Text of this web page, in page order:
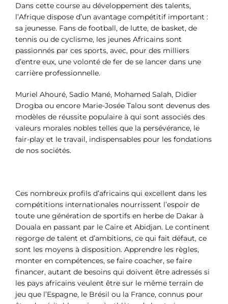
Dans cette course au développement des talents,
l’Afrique dispose d’un avantage compétitif important :
sa jeunesse. Fans de football, de lutte, de basket, de
tennis ou de cyclisme, les jeunes Africains sont
passionnés par ces sports, avec, pour des milliers
d’entre eux, une volonté de fer de se lancer dans une
carrière professionnelle.
Muriel Ahouré, Sadio Mané, Mohamed Salah, Didier
Drogba ou encore Marie-Josée Talou sont devenus des
modèles de réussite populaire à qui sont associés des
valeurs morales nobles telles que la persévérance, le
fair-play et le travail, indispensables pour les fondations
de nos sociétés.
Ces nombreux profils d’africains qui excellent dans les
compétitions internationales nourrissent l’espoir de
toute une génération de sportifs en herbe de Dakar à
Douala en passant par le Caire et Abidjan. Le continent
regorge de talent et d’ambitions, ce qui fait défaut, ce
sont les moyens à disposition. Apprendre les règles,
monter en compétences, se faire coacher, se faire
financer, autant de besoins qui doivent être adressés si
les pays africains veulent être sur le même terrain de
jeu que l’Espagne, le Brésil ou la France, connus pour